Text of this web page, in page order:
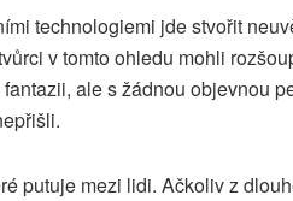
technologiemi jde stvořit
v tomto ohledu mohli
ale s žádnou objevnou
putuje mezi lidi. Ačkoliv z